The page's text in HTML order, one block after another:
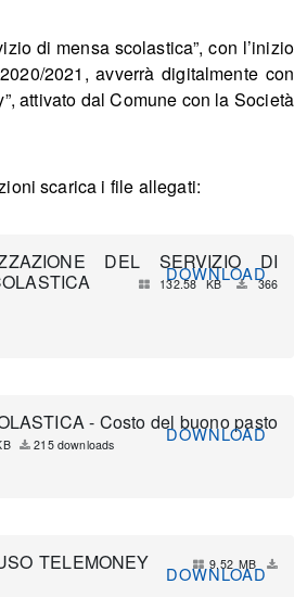
di mensa scolastica”, con l’inizio
2021, avverrà digitalmente con
attivato dal Comune con la Società
scarica i file allegati:
DOWNLOAD
DEL SERVIZIO DI
132.58 KB
366
DOWNLOAD
- Costo del buono pasto
215 downloads
DOWNLOAD
TELEMONEY
9.52 MB